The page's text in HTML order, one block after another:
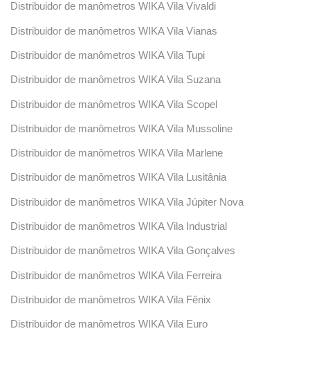
Distribuidor de manômetros WIKA Vila Vivaldi
Distribuidor de manômetros WIKA Vila Vianas
Distribuidor de manômetros WIKA Vila Tupi
Distribuidor de manômetros WIKA Vila Suzana
Distribuidor de manômetros WIKA Vila Scopel
Distribuidor de manômetros WIKA Vila Mussoline
Distribuidor de manômetros WIKA Vila Marlene
Distribuidor de manômetros WIKA Vila Lusitânia
Distribuidor de manômetros WIKA Vila Júpiter Nova
Distribuidor de manômetros WIKA Vila Industrial
Distribuidor de manômetros WIKA Vila Gonçalves
Distribuidor de manômetros WIKA Vila Ferreira
Distribuidor de manômetros WIKA Vila Fênix
Distribuidor de manômetros WIKA Vila Euro